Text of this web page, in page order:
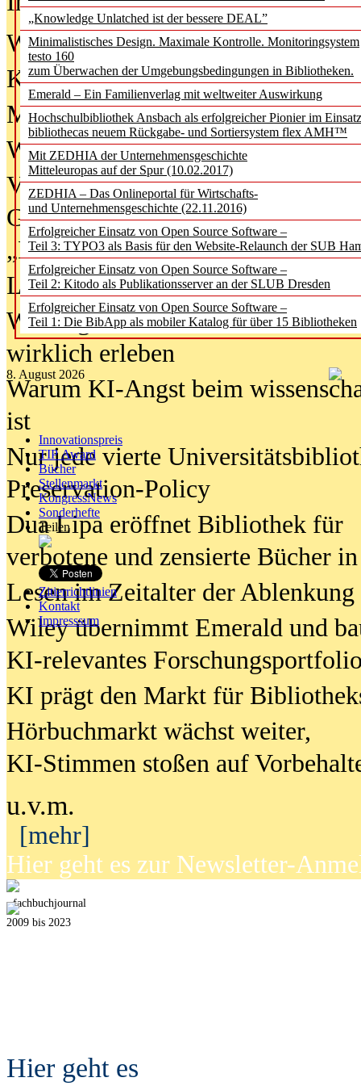
„Knowledge Unlatched ist der bessere DEAL”
Minimalistisches Design. Maximale Kontrolle. Monitoringsystem
testo 160
zum Überwachen der Umgebungsbedingungen in Bibliotheken.
Emerald – Ein Familienverlag mit weltweiter Auswirkung
Hochschulbibliothek Ansbach als erfolgreicher Pionier im
bibliothecas neuem Rückgabe- und Sortiersystem flex AMH™
Mit ZEDHIA der Unternehmensgeschichte
Mitteleuropas auf der Spur (10.02.2017)
ZEDHIA – Das Onlineportal für Wirtschafts-
und Unternehmensgeschichte (22.11.2016)
Erfolgreicher Einsatz von Open Source Software –
Teil 3: TYPO3 als Basis für den Website-Relaunch der SUB
Erfolgreicher Einsatz von Open Source Software –
Teil 2: Kitodo als Publikationsserver an der SLUB Dresden
Erfolgreicher Einsatz von Open Source Software –
Teil 1: Die BibApp als mobiler Katalog für über 15 Bibliotheken
8. August 2026
Innovationspreis
TIP Award
Bücher
Stellenmarkt
KongressNews
Sonderhefte
Teilen
Zitierrichtlinien
Kontakt
Impresssum
Was Hochschul­bibliotheken von
Kinder in der digitalen Welt
Metadaten als Infrastruktur
Wenn Bots katalogisieren
Von Abschlusskleidern bis
Geisterjagd-Ausrüstung in der
„Library of Things“ unterwegs
Lesen als Infrastrukturaufgabe
Wie Jugendliche Social Media
wirklich erleben
Warum KI-Angst beim
ist
Nur jede vierte
Preservation-Policy
Dua Lipa eröffnet Bibliothek für
verbotene und zensierte Bücher
Lesen im Zeitalter der Ablenkung
Wiley übernimmt Emerald und
KI-relevantes
KI prägt den Markt für
Hörbuchmarkt wächst weiter,
KI-Stimmen stoßen auf
u.v.m.
[mehr]
Hier geht es zur Newsletter-
fachbuchjournal
2009 bis 2023
Hier geht es